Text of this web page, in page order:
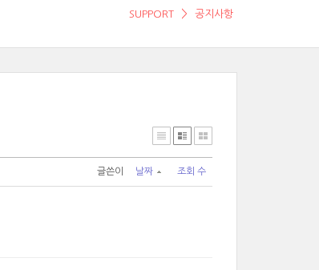
SUPPORT 공지사항
글쓴이 날짜 조회 수